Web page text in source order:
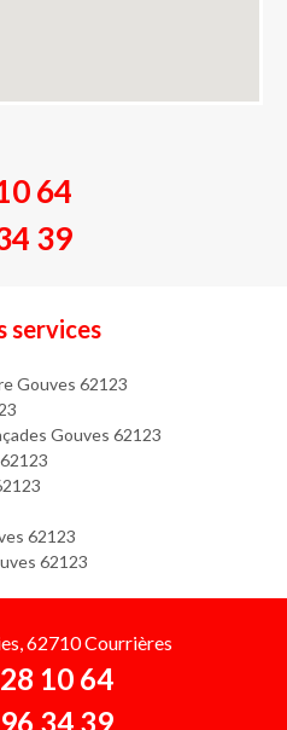
64
39
services
Gouves 62123
Gouves 62123
62123
62123
62710 Courrières
10 64
34 39